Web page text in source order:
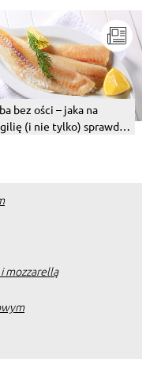
bez ości – jaka na
(i nie tylko) sprawdzi
mozzarellą